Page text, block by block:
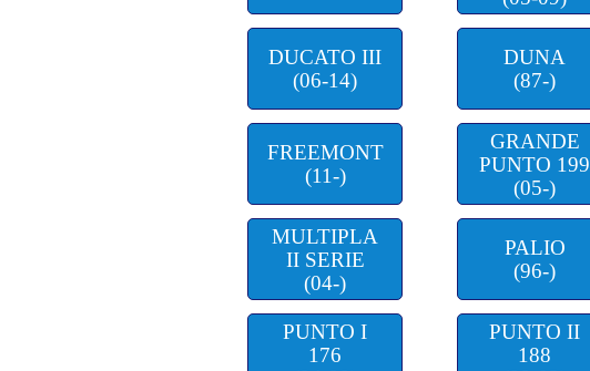
DUCATO III
(06-14)
DUNA
(87-)
FREEMONT
(11-)
GRANDE
PUNTO 199
(05-)
MULTIPLA
II SERIE
(04-)
PALIO
(96-)
PUNTO I
176
PUNTO II
188